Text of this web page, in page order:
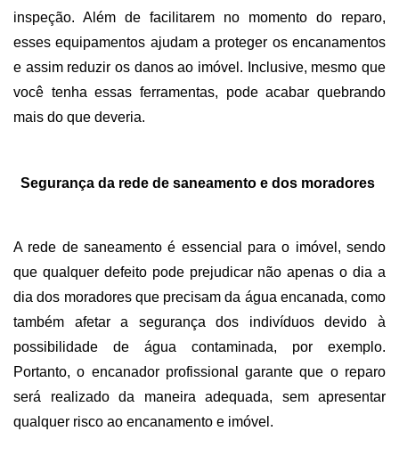
inspeção. Além de facilitarem no momento do reparo,
esses equipamentos ajudam a proteger os encanamentos
e assim reduzir os danos ao imóvel. Inclusive, mesmo que
você tenha essas ferramentas, pode acabar quebrando
mais do que deveria.
Segurança da rede de saneamento e dos moradores
A rede de saneamento é essencial para o imóvel, sendo
que qualquer defeito pode prejudicar não apenas o dia a
dia dos moradores que precisam da água encanada, como
também afetar a segurança dos indivíduos devido à
possibilidade de água contaminada, por exemplo.
Portanto, o encanador profissional garante que o reparo
será realizado da maneira adequada, sem apresentar
qualquer risco ao encanamento e imóvel.